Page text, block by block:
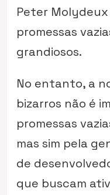
Peter
promessas
grandiosos.
No entanto, a
bizarros não é
promessas
mas sim pela
de
que buscam